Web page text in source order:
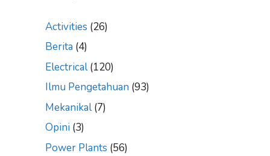
Activities (26)
Berita (4)
Electrical(120)
Ilmu Pengetahuan (93)
Mekanikal(7)
Opini (3)
Power Plants (56)